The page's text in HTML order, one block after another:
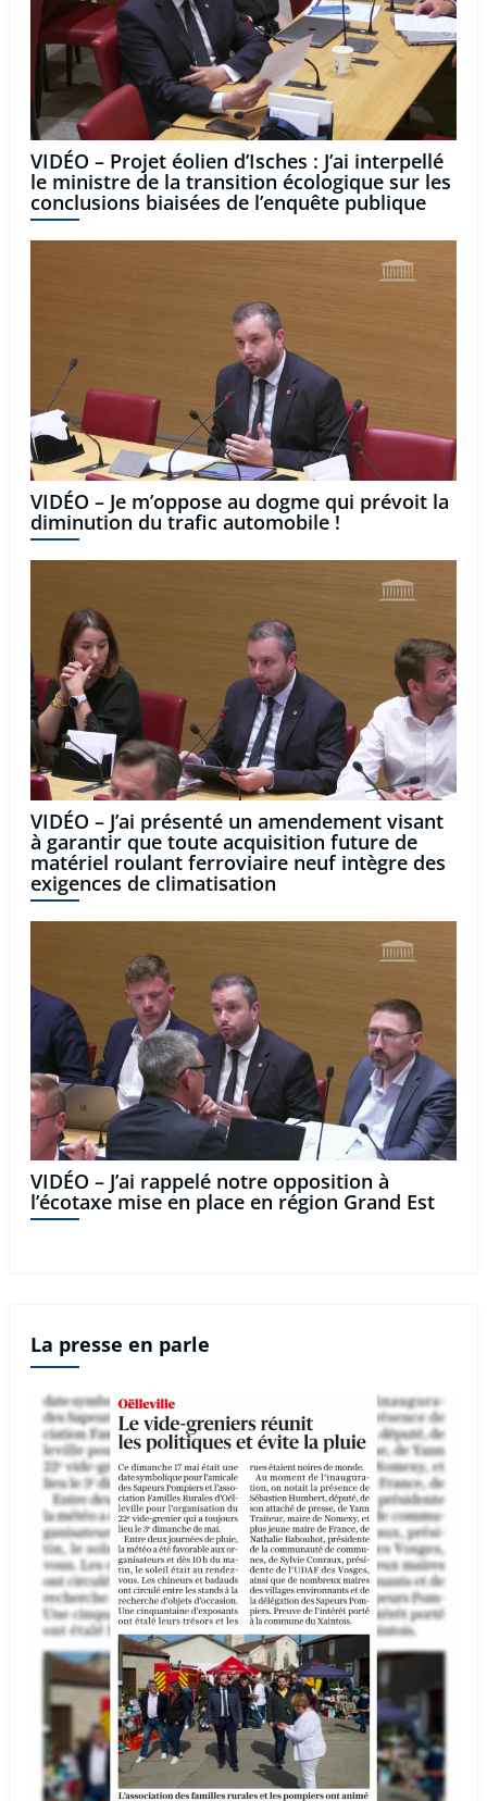
VIDÉO – Projet éolien d’Isches : J’ai interpellé
le ministre de la transition écologique sur les
conclusions biaisées de l’enquête publique
VIDÉO – Je m’oppose au dogme qui prévoit la
diminution du trafic automobile !
VIDÉO – J’ai présenté un amendement visant
à garantir que toute acquisition future de
matériel roulant ferroviaire neuf intègre des
exigences de climatisation
VIDÉO – J’ai rappelé notre opposition à
l’écotaxe mise en place en région Grand Est
La presse en parle